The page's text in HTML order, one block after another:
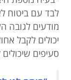
לבד עם ביטוח
מודעים לגובה
יכולים לקבל
סעיפים